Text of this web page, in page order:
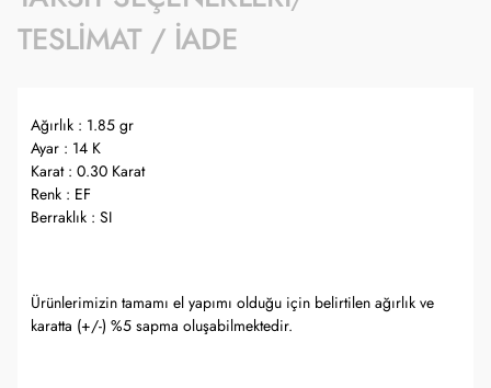
TESLIMAT / İADE
Ağırlık : 1.85 gr
Ayar : 14 K
Karat : 0.30 Karat
Renk : EF
Berraklık : SI
Ürünlerimizin tamamı el yapımı olduğu için belirtilen ağırlık ve
karatta (+/-) %5 sapma oluşabilmektedir.